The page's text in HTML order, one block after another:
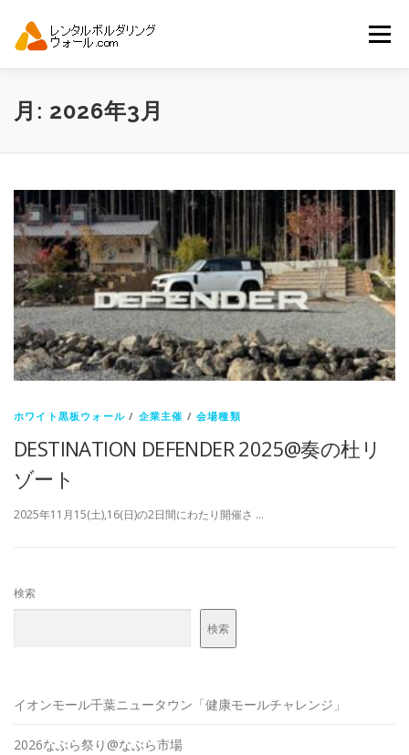
メニュー
トップ 自動見積り
月: 2026年3月
ホワイト黒板ウォール / 企業主催 /会場種類
DESTINATION DEFENDER 2025@奏の杜リ
ゾート
2025年11月15(土),16(日)の2日間にわたり開催さ …
検索
検索
イオンモール千葉ニュータウン「健康モールチャレンジ」
2026なぶら祭り@なぶら市場